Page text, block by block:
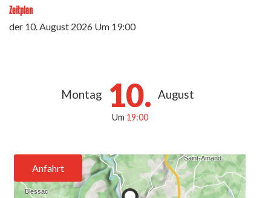
Zeitplan
der 10. August 2026 Um 19:00
Montag 10. August
Um 19:00
Anfahrt